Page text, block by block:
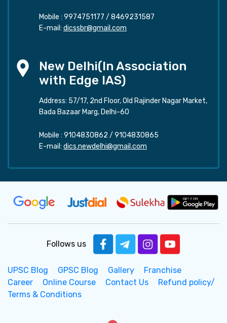
Mobile : 9974751177 / 8469231587
E-mail: dicssbr@gmail.com
New Delhi(In Association
with Edge IAS)
Address: 57/17, 2nd Floor, Old Rajinder Nagar Market,
Bada Bazaar Marg, Delhi-60
Mobile : 9104830862 / 9104830865
E-mail: dics.newdelhi@gmail.com
Follows us
UPSC Blog GPSC Blog Gallery
Franchise
Career
Online Course Contact Us
Refund policy/
Terms & Conditions